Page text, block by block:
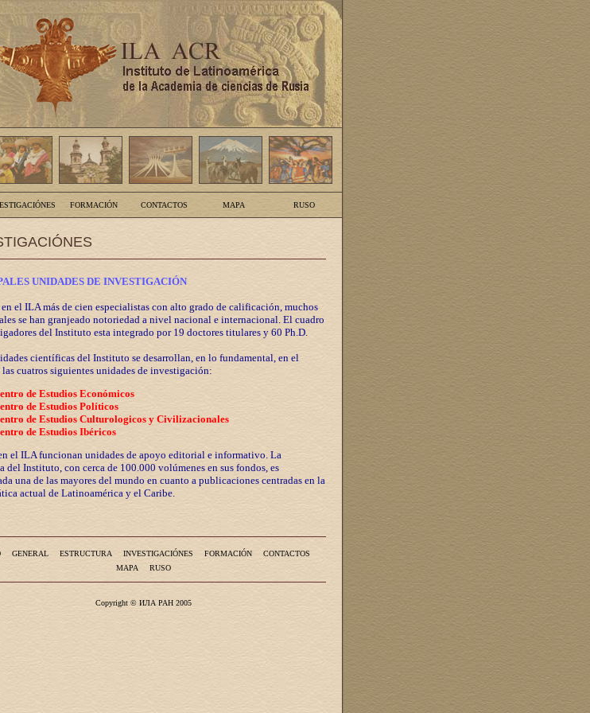
FORMACIÓN CONTACTOS MAPA RUSO
UNIDADES DE INVESTIGACIÓN
el ILA más de cien especialistas con alto grado de calificación, muchos
se han granjeado notoriedad a nivel nacional e internacional. El cuadro
del Instituto esta integrado por 19 doctores titulares y 60 Ph.D.
científicas del Instituto se desarrollan, en lo fundamental, en el
las cuatros siguientes unidades de investigación:
de Estudios Económicos
de Estudios Políticos
de Estudios Culturologicos y Civilizacionales
de Estudios Ibéricos
el ILA funcionan unidades de apoyo editorial e informativo. La
del Instituto, con cerca de 100.000 volúmenes en sus fondos, es
una de las mayores del mundo en cuanto a publicaciones centradas en la
actual de Latinoamérica y el Caribe.
GENERAL ESTRUCTURA INVESTIGACIÓNES FORMACIÓN
CONTACTOS
MAPA
RUSO
Copyright © ИЛА РАН 2005